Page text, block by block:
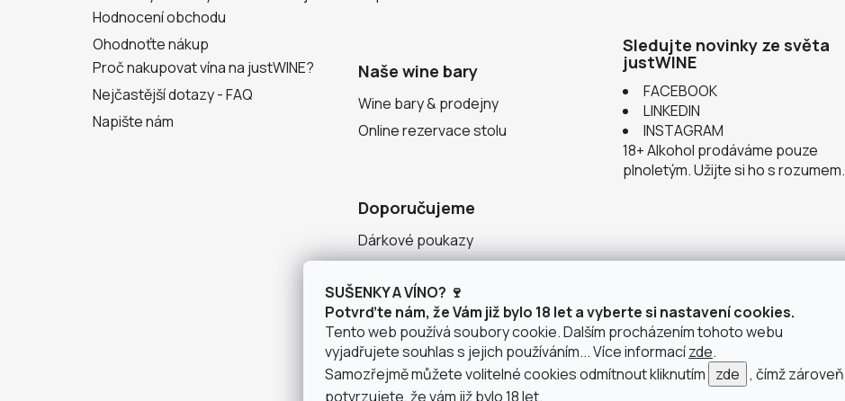
SUŠENKY A VÍNO? 🍷
Potvrďte nám, že Vám již bylo 18 let a vyberte si nastavení cookies.
Tento web používá soubory cookie. Dalším procházením tohoto webu
vyjadřujete souhlas s jejich používáním... Více informacízde.
Samozřejmě můžete volitelné cookies odmítnout kliknutím zde , čímž zároveň
potvrzujete, že vám již bylo 18 let.
Hodnocení obchodu
Ohodnoťte nákup
Proč nakupovat vína na justWINE?
Nejčastější dotazy - FAQ
Napište nám
Naše wine bary
Wine bary & prodejny
Online rezervace stolu
Doporučujeme
Dárkové poukazy
Degustace v justWINE
Seznam vinařství
Sledujte novinky ze světa
justWINE
FACEBOOK
LINKEDIN
INSTAGRAM
18+ Alkohol prodáváme pouze
plnoletým. Užijte si ho s rozumem.